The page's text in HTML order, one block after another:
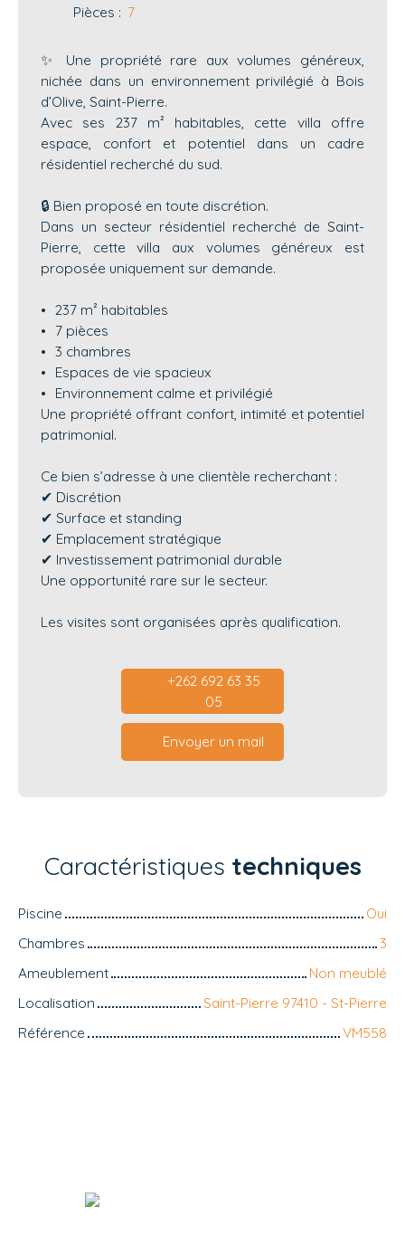
Pièces : 7
✨ Une propriété rare aux volumes généreux,
nichée dans un environnement privilégié à Bois
d’Olive, Saint-Pierre.
Avec ses 237 m² habitables, cette villa offre
espace, confort et potentiel dans un cadre
résidentiel recherché du sud.
🔒 Bien proposé en toute discrétion.
Dans un secteur résidentiel recherché de Saint-
Pierre, cette villa aux volumes généreux est
proposée uniquement sur demande.
237 m² habitables
7 pièces
3 chambres
Espaces de vie spacieux
Environnement calme et privilégié
Une propriété offrant confort, intimité et potentiel
patrimonial.
Ce bien s’adresse à une clientèle recherchant :
✔ Discrétion
✔ Surface et standing
✔ Emplacement stratégique
✔ Investissement patrimonial durable
Une opportunité rare sur le secteur.
Les visites sont organisées après qualification.
+262 692 63 35
05
Envoyer un mail
Caractéristiques techniques
Piscine
Oui
Chambres
3
Ameublement
Non meublé
Localisation
Saint-Pierre 97410 - St-Pierre
Référence
VM558